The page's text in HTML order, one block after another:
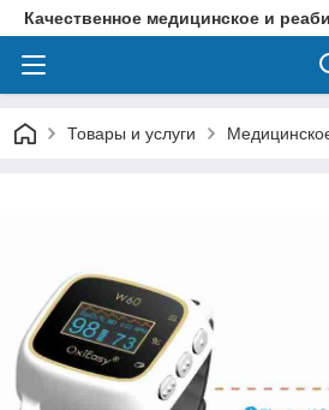
Качественное медицинское и
Товары и услуги